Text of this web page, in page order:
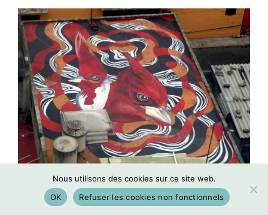
México-Iztapalapa, Juil. 2024 – Artiste
inconnu
Nous utilisons des cookies sur ce site web.
OK
Refuser les cookies non fonctionnels